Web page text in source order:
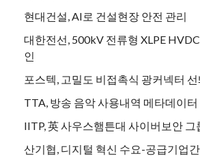
현대건설, AI로 건설현장 안전 관리
대한전선, 500kV 전류형 XLPE
인
포스텍, 고밀도 비접촉식 광커넥터 선
TTA, 방송 음악 사용내역 메타데이터
IITP, 英 사우스햄튼대 사이버보안
산기협, 디지털 혁신 수요-공급기업